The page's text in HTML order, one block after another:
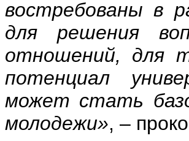
востребованы в
для решения
отношений, для
потенциал
может стать
молодежи», –